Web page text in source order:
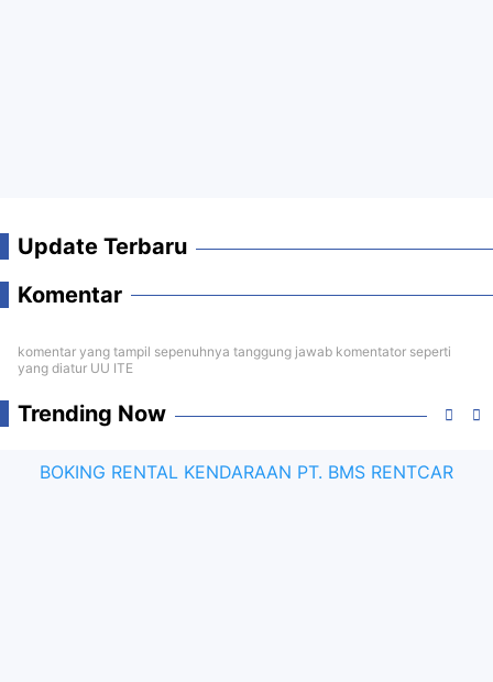
Update Terbaru
Komentar
komentar yang tampil sepenuhnya tanggung jawab komentator seperti
yang diatur UU ITE
Trending Now
BOKING RENTAL KENDARAAN PT. BMS RENTCAR